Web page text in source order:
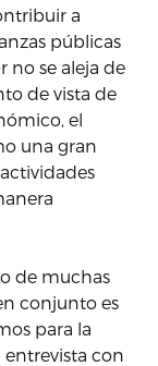
a
públicas
no se aleja de
de vista de
el
una gran
de muchas
conjunto es
para la
entrevista con